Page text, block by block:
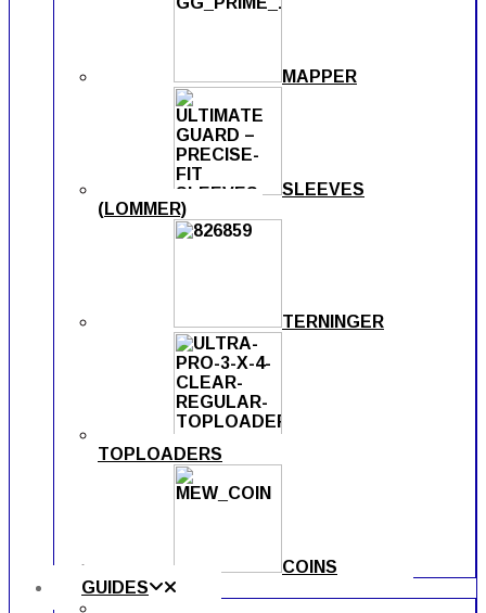
MAPPER
SLEEVES
(LOMMER)
TERNINGER
TOPLOADERS
COINS
GUIDES